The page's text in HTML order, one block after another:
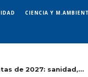
CIENCIA Y
de 2027: sanidad,...